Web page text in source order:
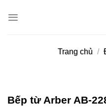
Trang chủ /
Bếp từ Arber AB-